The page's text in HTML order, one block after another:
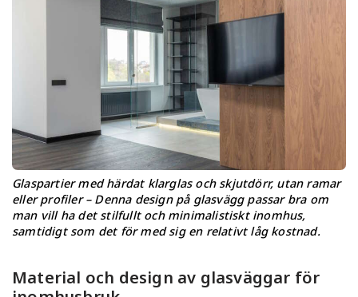
Glaspartier med härdat klarglas och skjutdörr, utan ramar
eller profiler – Denna design på glasvägg passar bra om
man vill ha det stilfullt och minimalistiskt inomhus,
samtidigt som det för med sig en relativt låg kostnad.
Material och design av glasväggar för